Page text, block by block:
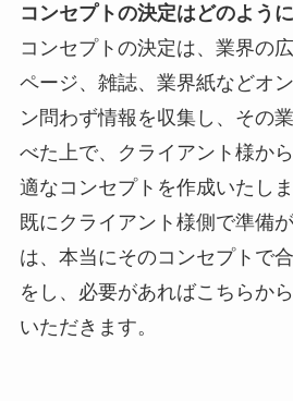
コンセプトの決定はどのよう
コンセプトの決定は、業界の
ページ、雑誌、業界紙などオ
ン問わず情報を収集し、その
べた上で、クライアント様か
適なコンセプトを作成いたしま
既にクライアント様側で準備
は、本当にそのコンセプトで
をし、必要があればこちらか
いただきます。